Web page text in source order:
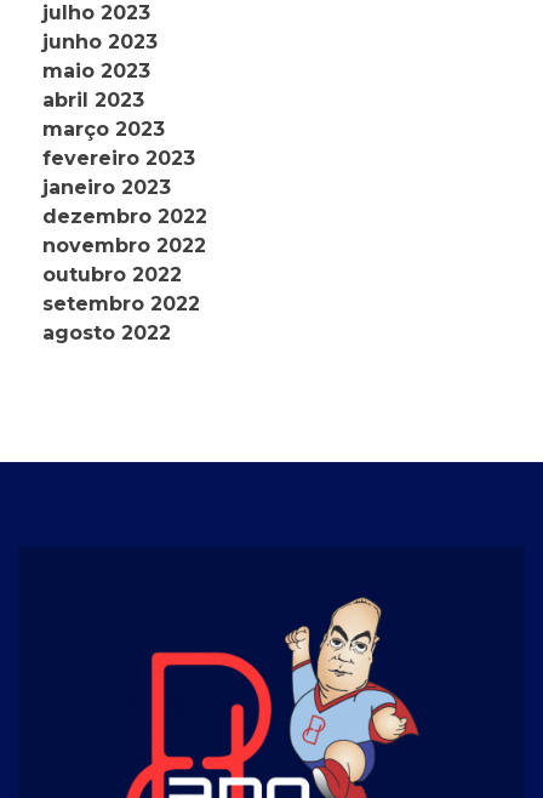
julho 2023
junho 2023
maio 2023
abril 2023
março 2023
fevereiro 2023
janeiro 2023
dezembro 2022
novembro 2022
outubro 2022
setembro 2022
agosto 2022